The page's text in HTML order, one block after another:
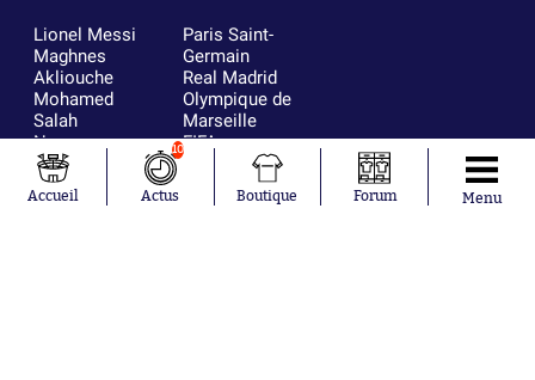
Lionel Messi
Maghnes
Akliouche
Mohamed
Salah
Neymar
Julián Álvarez
Ferrán Torres
Kilian Corredor
Paris Saint-
Germain
Real Madrid
Olympique de
Marseille
FIFA
FC Barcelone
Argentine
Olympique
Accueil
10
Actus Boutique Forum Menu